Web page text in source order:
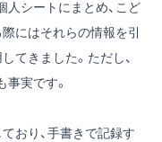
シートにまとめ、こど
にはそれらの情報を引
てきました。ただし、
実です。
おり、手書きで記録す